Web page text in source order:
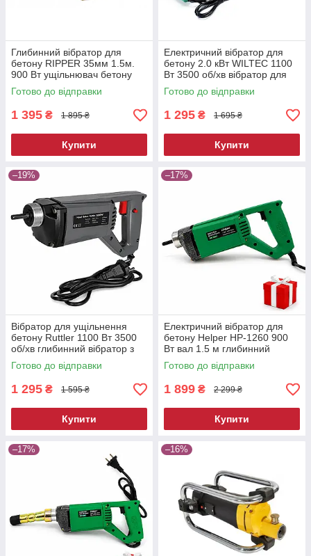
Глибинний вібратор для
бетону RIPPER 35мм 1.5м.
900 Вт ущільнювач бетону
електричний вібратор для
бетону
Готово до відправки
1 395 ₴ 1 895 ₴
Купити
Електричний вібратор для
бетону 2.0 кВт WILTEC 1100
Вт 3500 об/хв вібратор для
бетонної суміші глибинний
вібратор для бетону
Готово до відправки
1 295 ₴ 1 695 ₴
Купити
–19%
Вібратор для ущільнення
бетону Ruttler 1100 Вт 3500
об/хв глибинний вібратор з
гнучким валом
Готово до відправки
1 295 ₴ 1 595 ₴
Купити
–17%
Електричний вібратор для
бетону Helper HP-1260 900
Вт вал 1.5 м глибинний
вібратор для бетонної суміші
Готово до відправки
1 899 ₴ 2 299 ₴
Купити
–17% –16%